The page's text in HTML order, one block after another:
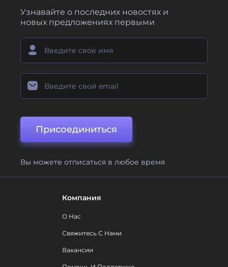
Узнавайте о последних новостях и
новых предложениях первыми
Присоединиться
Вы можете отписаться в любое время
Компания
О Нас
Свяжитесь С Нами
Вакансии